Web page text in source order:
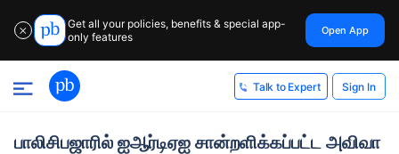
✕
Get all your policies, benefits & special app-
only features
Open App
Talk to Expert Sign In
பாலிசிபஜாரில் ஐஆர்டிஏஐ சான்றளிக்கப்பட்ட அவிவா